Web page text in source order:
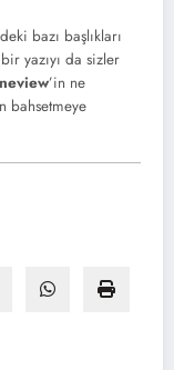
bazı başlıkları
yazıyı da sizler
’in ne
bahsetmeye